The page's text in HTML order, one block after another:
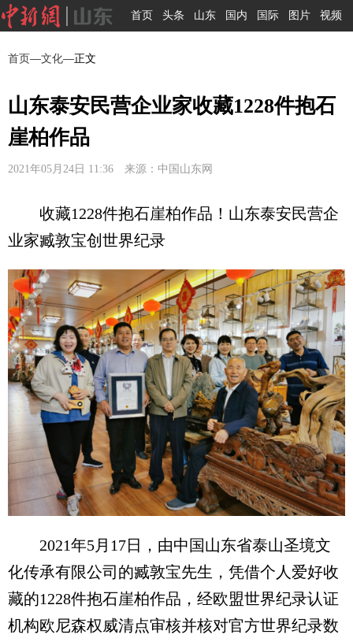
首页 头条 山东 国内 国际 图片 视频
首页—文化—正文
山东泰安民营企业家收藏1228件抱石
崖柏作品
2021年05月24日 11:36 来源：中国山东网
收藏1228件抱石崖柏作品！山东泰安民营企
业家臧敦宝创世界纪录
2021年5月17日，由中国山东省泰山圣境文
化传承有限公司的臧敦宝先生，凭借个人爱好收
藏的1228件抱石崖柏作品，经欧盟世界纪录认证
机构欧尼森权威清点审核并核对官方世界纪录数